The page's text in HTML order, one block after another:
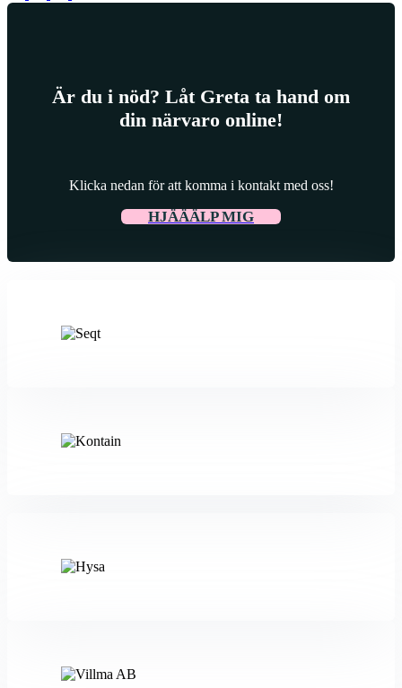
Är du i nöd? Låt Greta ta hand om
din närvaro online!
Klicka nedan för att komma i kontakt med oss!
HJÄÄÄLP MIG